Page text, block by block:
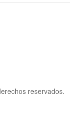
reservados.